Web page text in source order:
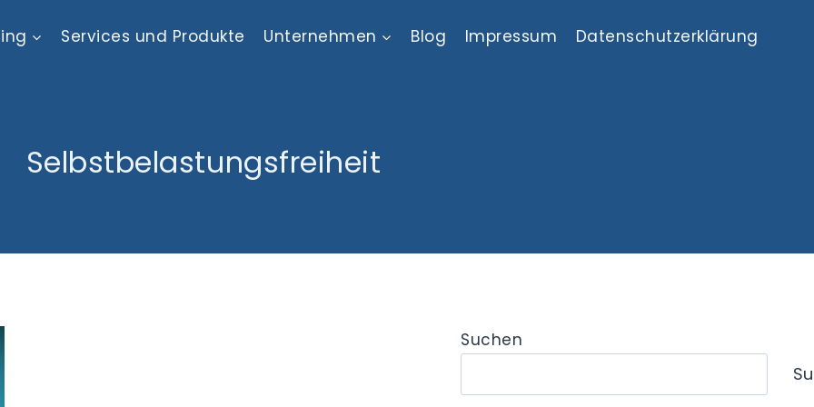
Services und Produkte Unternehmen Blog Impressum Datenschutzerklärung
Selbstbelastungsfreiheit
Suchen